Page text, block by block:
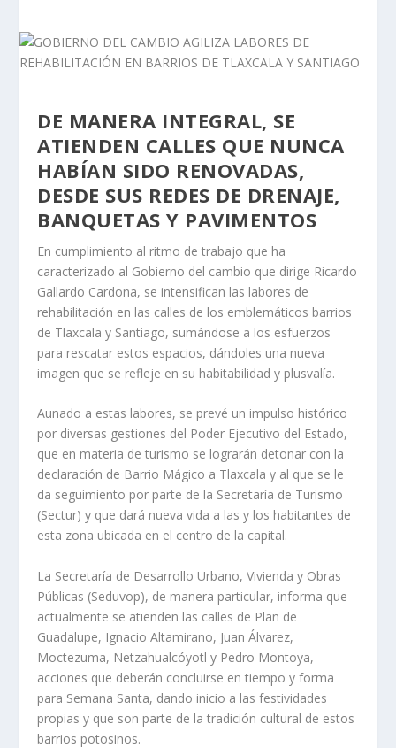
DE MANERA INTEGRAL, SE
ATIENDEN CALLES QUE NUNCA
HABÍAN SIDO RENOVADAS,
DESDE SUS REDES DE DRENAJE,
BANQUETAS Y PAVIMENTOS
En cumplimiento al ritmo de trabajo que ha
caracterizado al Gobierno del cambio que dirige Ricardo
Gallardo Cardona, se intensifican las labores de
rehabilitación en las calles de los emblemáticos barrios
de Tlaxcala y Santiago, sumándose a los esfuerzos
para rescatar estos espacios, dándoles una nueva
imagen que se refleje en su habitabilidad y plusvalía.
Aunado a estas labores, se prevé un impulso histórico
por diversas gestiones del Poder Ejecutivo del Estado,
que en materia de turismo se lograrán detonar con la
declaración de Barrio Mágico a Tlaxcala y al que se le
da seguimiento por parte de la Secretaría de Turismo
(Sectur) y que dará nueva vida a las y los habitantes de
esta zona ubicada en el centro de la capital.
La Secretaría de Desarrollo Urbano, Vivienda y Obras
Públicas (Seduvop), de manera particular, informa que
actualmente se atienden las calles de Plan de
Guadalupe, Ignacio Altamirano, Juan Álvarez,
Moctezuma, Netzahualcóyotl y Pedro Montoya,
acciones que deberán concluirse en tiempo y forma
para Semana Santa, dando inicio a las festividades
propias y que son parte de la tradición cultural de estos
barrios potosinos.